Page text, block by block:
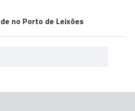
no Porto de Leixões